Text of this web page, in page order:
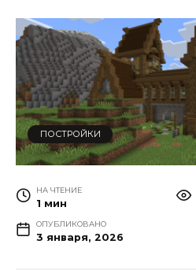
ПОСТРОЙКИ
НА ЧТЕНИЕ
1 мин
ОПУБЛИКОВАНО
3 января, 2026